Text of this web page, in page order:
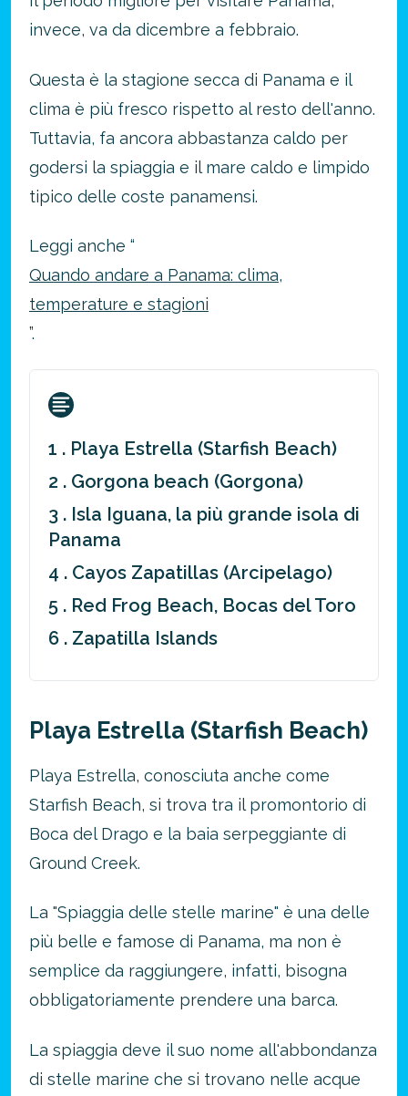
invece, va da dicembre a febbraio.
Questa è la stagione secca di Panama e il
clima è più fresco rispetto al resto dell'anno.
Tuttavia, fa ancora abbastanza caldo per
godersi la spiaggia e il mare caldo e limpido
tipico delle coste panamensi.
Leggi anche “
Quando andare a Panama: clima,
temperature e stagioni
”.
1 . Playa Estrella (Starfish Beach)
2 . Gorgona beach (Gorgona)
3 . Isla Iguana, la più grande isola di
Panama
4 . Cayos Zapatillas (Arcipelago)
5 . Red Frog Beach, Bocas del Toro
6 . Zapatilla Islands
Playa Estrella (Starfish Beach)
Playa Estrella, conosciuta anche come
Starfish Beach, si trova tra il promontorio di
Boca del Drago e la baia serpeggiante di
Ground Creek.
La "Spiaggia delle stelle marine" è una delle
più belle e famose di Panama, ma non è
semplice da raggiungere, infatti, bisogna
obbligatoriamente prendere una barca.
La spiaggia deve il suo nome all'abbondanza
di stelle marine che si trovano nelle acque